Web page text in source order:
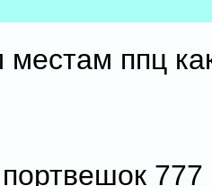
местам ппц
777